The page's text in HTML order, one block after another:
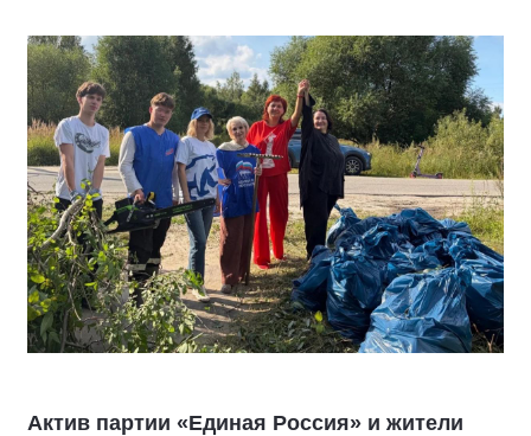
Актив партии «Единая Россия» и жители